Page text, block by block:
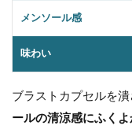
メンソール感
味わい
ブラストカプセルを潰
ールの清涼感にふく